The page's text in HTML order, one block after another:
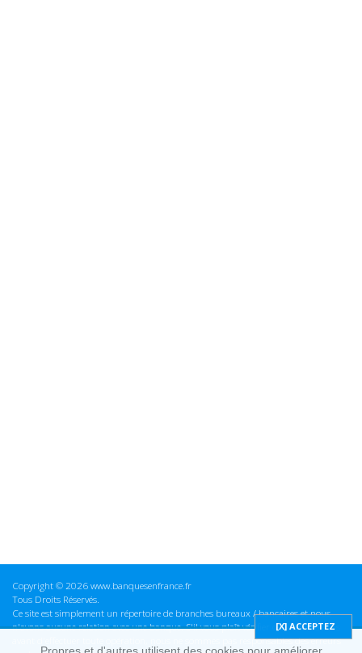
Copyright © 2026 www.banquesenfrance.fr
Tous Droits Réservés.
Ce site est simplement un répertoire de branches bureaux / bancaires et nous
n'avons aucune relation avec une banque. S'il vous plaît vérifier ces informations
avant d'effectuer toute opération, nous ne sommes pas responsables des erreurs